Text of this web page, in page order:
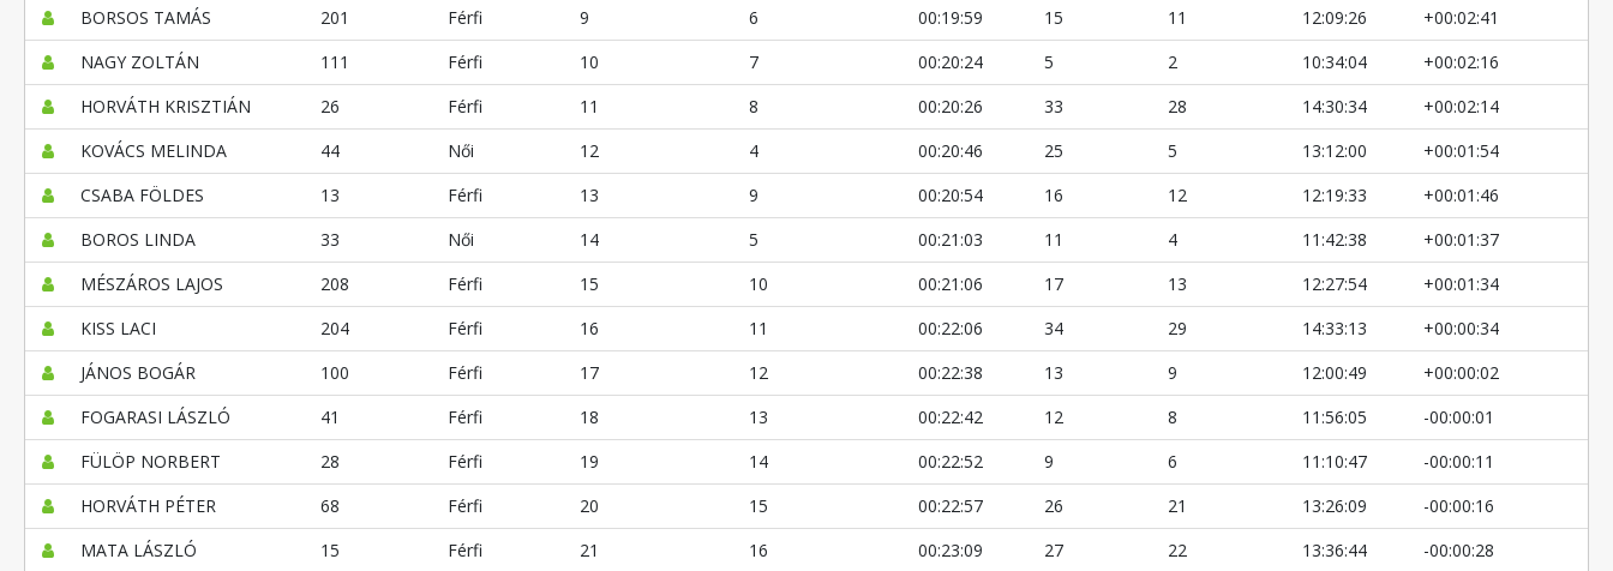
BORSOS TAMÁS
201 Férfi 9 6 00:19:59 15 11 12:09:26
+00:02:41
NAGY ZOLTÁN
111 Férfi 10 7 00:20:24 5 2 10:34:04
+00:02:16
HORVÁTH KRISZTIÁN
26 Férfi 11 8 00:20:26 33 28 14:30:34
+00:02:14
KOVÁCS MELINDA
44 Női 12 4 00:20:46 25 5 13:12:00
+00:01:54
CSABA FÖLDES
13 Férfi 13 9 00:20:54 16 12 12:19:33
+00:01:46
BOROS LINDA
33 Női 14 5 00:21:03 11 4 11:42:38
+00:01:37
MÉSZÁROS LAJOS
208 Férfi 15 10 00:21:06 17 13 12:27:54
+00:01:34
KISS LACI
204 Férfi 16 11 00:22:06 34 29 14:33:13
+00:00:34
JÁNOS BOGÁR
100 Férfi 17 12 00:22:38 13 9 12:00:49
+00:00:02
FOGARASI LÁSZLÓ
41 Férfi 18 13 00:22:42 12 8 11:56:05
-00:00:01
FÜLÖP NORBERT
28 Férfi 19 14 00:22:52 9 6 11:10:47
-00:00:11
HORVÁTH PÉTER
68 Férfi 20 15 00:22:57 26 21 13:26:09
-00:00:16
MATA LÁSZLÓ
15 Férfi 21 16 00:23:09 27 22 13:36:44
-00:00:28